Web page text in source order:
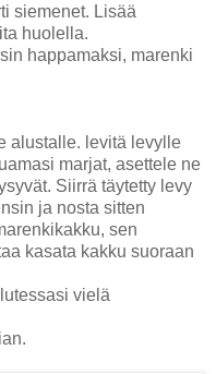
siemenet. Lisää
huolella.
happamaksi, marenki
alustalle. levitä levylle
marjat, asettele ne
Siirrä täytetty levy
ja nosta sitten
sen
kasata kakku suoraan
vielä